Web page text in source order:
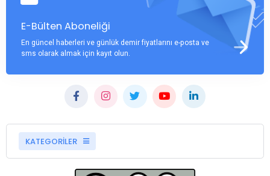
E-Bülten Aboneliği
En güncel haberleri ve günlük demir fiyatlarını e-posta ve
sms olarak almak için kayıt olun.
KATEGORİLER